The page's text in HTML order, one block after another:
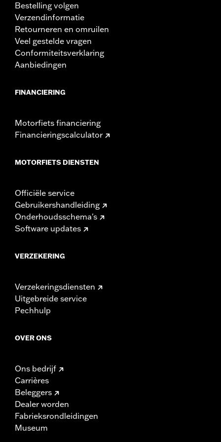
Bestelling volgen
Verzendinformatie
Retourneren en omruilen
Veel gestelde vragen
Conformiteitsverklaring
Aanbiedingen
FINANCIERING
Motorfiets financiering
Financieringscalculator
MOTORFIETS DIENSTEN
Officiële service
Gebruikershandleiding
Onderhoudsschema's
Software updates
VERZEKERING
Verzekeringsdiensten
Uitgebreide service
Pechhulp
OVER ONS
Ons bedrijf
Carrières
Beleggers
Dealer worden
Fabrieksrondleidingen
Museum